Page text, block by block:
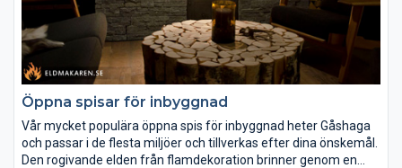
Öppna spisar för inbyggnad
Vår mycket populära öppna spis för inbyggnad heter Gåshaga
och passar i de flesta miljöer och tillverkas efter dina önskemål.
Den rogivande elden från flamdekoration brinner genom en